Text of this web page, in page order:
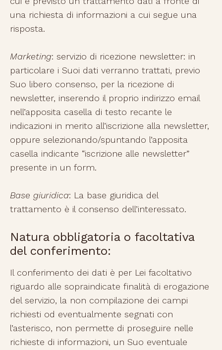
una richiesta di informazioni a cui segue una
risposta.
Marketing: servizio di ricezione newsletter: in
particolare i Suoi dati verranno trattati, previo
Suo libero consenso, per la ricezione di
newsletter, inserendo il proprio indirizzo email
nell’apposita casella di testo recante le
indicazioni in merito all’iscrizione alla newsletter,
oppure selezionando/spuntando l’apposita
casella indicante “iscrizione alle newsletter”
presente in un form.
Base giuridica: La base giuridica del
trattamento è il consenso dell’interessato.
Natura obbligatoria o facoltativa
del conferimento:
Il conferimento dei dati è per Lei facoltativo
riguardo alle sopraindicate finalità di erogazione
del servizio, la non compilazione dei campi
richiesti od eventualmente segnati con
l’asterisco, non permette di proseguire nelle
richieste di informazioni, un Suo eventuale